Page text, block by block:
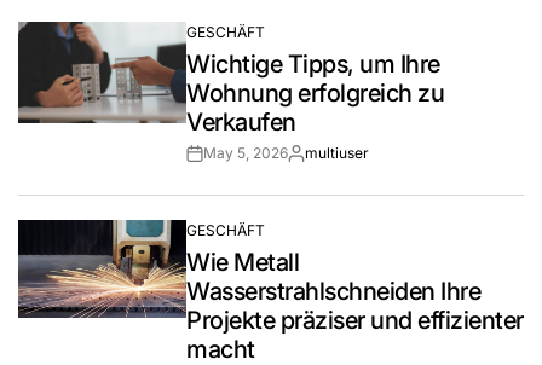
POSTED
IN
GESCHÄFT
Wichtige Tipps, um Ihre
Wohnung erfolgreich zu
Verkaufen
PostMay 5, 2026By:multiuser
POSTED
IN
GESCHÄFT
Wie Metall
Wasserstrahlschneiden Ihre
Projekte präziser und effizienter
macht